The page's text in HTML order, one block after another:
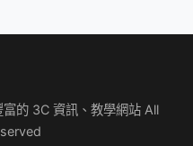
的 3C 資訊、教學網站 All